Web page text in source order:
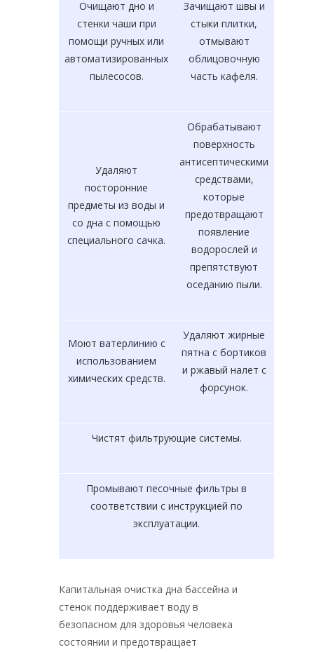
Очищают дно и
стенки чаши при
помощи ручных или
автоматизированных
пылесосов.
Зачищают швы и
стыки плитки,
отмывают
облицовочную
часть кафеля.
Удаляют
посторонние
предметы из воды и
со дна с помощью
специального сачка.
Обрабатывают
поверхность
антисептическими
средствами,
которые
предотвращают
появление
водорослей и
препятствуют
оседанию пыли.
Моют ватерлинию с
использованием
химических средств.
Удаляют жирные
пятна с бортиков
и ржавый налет с
форсунок.
Чистят фильтрующие системы.
Промывают песочные фильтры в
соответствии с инструкцией по
эксплуатации.
Капитальная очистка дна бассейна и
стенок поддерживает воду в
безопасном для здоровья человека
состоянии и предотвращает